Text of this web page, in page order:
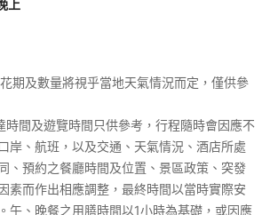
上
期及數量將視乎當地天氣情況而定，僅供參
時間及遊覽時間只供參考，行程隨時會因應不
岸、航班，以及交通、天氣情況、酒店所處
、預約之餐廳時間及位置、景區政策、突發
素而作出相應調整，最終時間以當時實際安
午、晚餐之用膳時間以1小時為基礎，或因應